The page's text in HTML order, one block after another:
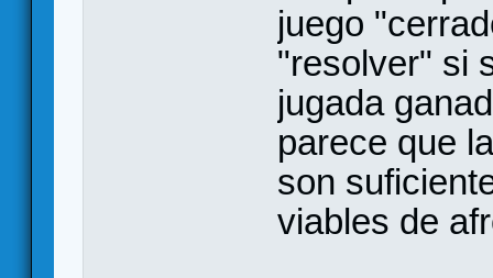
juego
"resolver" si
jugada
parece que
son
viables de